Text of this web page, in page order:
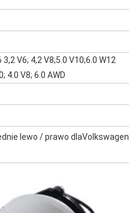
V6; 4,2 V8;5.0 V10;6.0 W12
4.0 V8; 6.0 AWD
lewo / prawo dlaVolkswagen